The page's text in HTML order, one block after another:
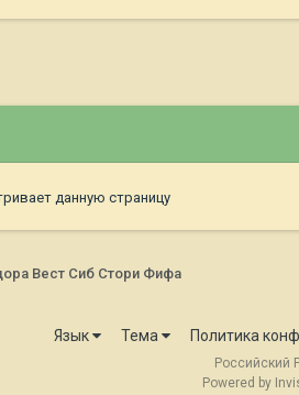
данную страницу
Вест Сиб Стори Фифа
Язык Тема Политика
Российский
Powered by